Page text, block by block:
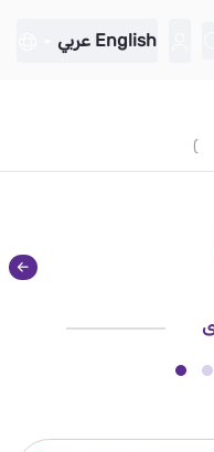
English عربي
)